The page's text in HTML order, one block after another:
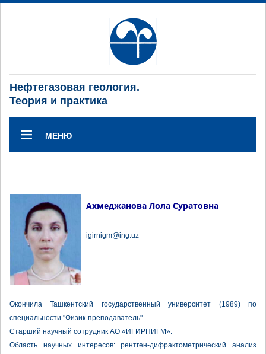
Нефтегазовая геология.
Теория и практика
МЕНЮ
Ахмеджанова Лола Суратовна
igirnigm@ing.uz
Окончила Ташкентский государственный университет (1989) по
специальности "Физик-преподаватель".
Старший научный сотрудник АО «ИГИРНИГМ».
Область научных интересов: рентген-дифрактометрический анализ